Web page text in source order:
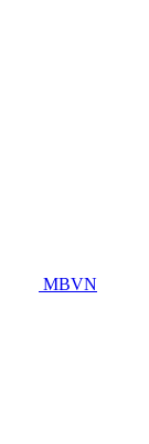
MBVN